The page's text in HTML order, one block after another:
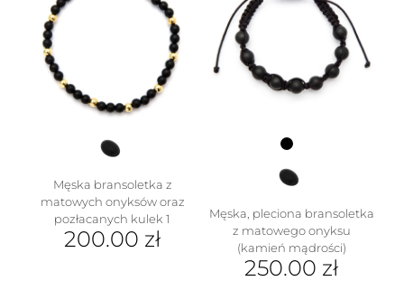
Męska bransoletka z
matowych onyksów oraz
pozłacanych kulek 1
200.00 zł
Męska, pleciona bransoletka
z matowego onyksu
(kamień mądrości)
250.00 zł